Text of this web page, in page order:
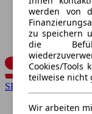
SEAT
werden von
zu speichern
die
Cookies/Tools
teilweise nicht
Wir arbeiten